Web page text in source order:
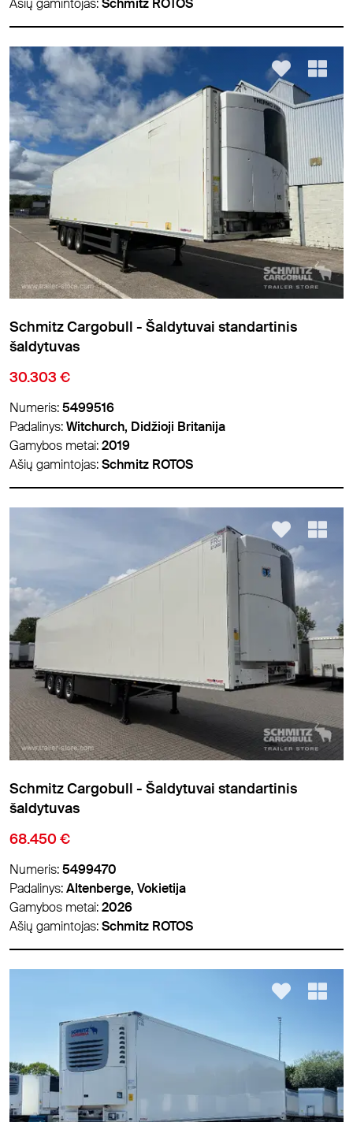
Ašių gamintojas:Schmitz ROTOS
Schmitz Cargobull - Šaldytuvai standartinis
šaldytuvas
30.303 €
Numeris:5499516
Padalinys:Witchurch, Didžioji Britanija
Gamybos metai:2019
Ašių gamintojas:Schmitz ROTOS
Schmitz Cargobull - Šaldytuvai standartinis
šaldytuvas
68.450 €
Numeris:5499470
Padalinys:Altenberge, Vokietija
Gamybos metai:2026
Ašių gamintojas:Schmitz ROTOS